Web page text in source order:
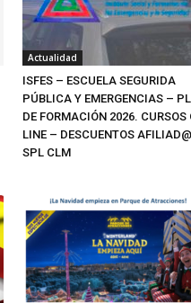
Actualidad
ISFES – ESCUELA SEGURIDA
PÚBLICA Y EMERGENCIAS –
DE FORMACIÓN 2026. CURSOS
LINE – DESCUENTOS
SPL CLM